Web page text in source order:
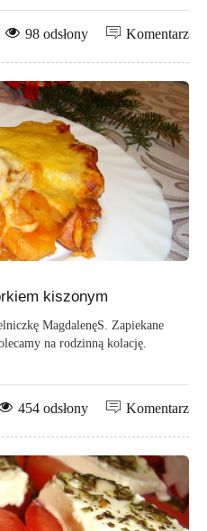
Komentarz
98 odsłony
kiszonym
MagdalenęS. Zapiekane
na rodzinną kolację.
Komentarz
454 odsłony